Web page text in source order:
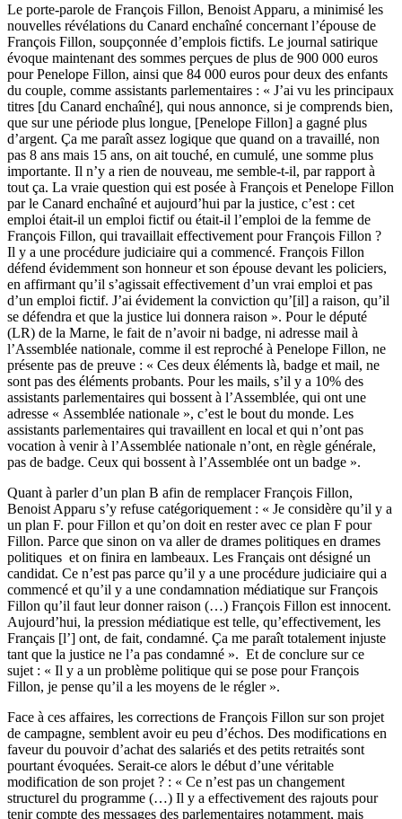
Le porte-parole de François Fillon, Benoist Apparu, a minimisé les
nouvelles révélations du Canard enchaîné concernant l’épouse de
François Fillon, soupçonnée d’emplois fictifs. Le journal satirique
évoque maintenant des sommes perçues de plus de 900 000 euros
pour Penelope Fillon, ainsi que 84 000 euros pour deux des enfants
du couple, comme assistants parlementaires : « J’ai vu les principaux
titres [du Canard enchaîné], qui nous annonce, si je comprends bien,
que sur une période plus longue, [Penelope Fillon] a gagné plus
d’argent. Ça me paraît assez logique que quand on a travaillé, non
pas 8 ans mais 15 ans, on ait touché, en cumulé, une somme plus
importante. Il n’y a rien de nouveau, me semble-t-il, par rapport à
tout ça. La vraie question qui est posée à François et Penelope Fillon
par le Canard enchaîné et aujourd’hui par la justice, c’est : cet
emploi était-il un emploi fictif ou était-il l’emploi de la femme de
François Fillon, qui travaillait effectivement pour François Fillon ?
Il y a une procédure judiciaire qui a commencé. François Fillon
défend évidemment son honneur et son épouse devant les policiers,
en affirmant qu’il s’agissait effectivement d’un vrai emploi et pas
d’un emploi fictif. J’ai évidement la conviction qu’[il] a raison, qu’il
se défendra et que la justice lui donnera raison ». Pour le député
(LR) de la Marne, le fait de n’avoir ni badge, ni adresse mail à
l’Assemblée nationale, comme il est reproché à Penelope Fillon, ne
présente pas de preuve : « Ces deux éléments là, badge et mail, ne
sont pas des éléments probants. Pour les mails, s’il y a 10% des
assistants parlementaires qui bossent à l’Assemblée, qui ont une
adresse « Assemblée nationale », c’est le bout du monde. Les
assistants parlementaires qui travaillent en local et qui n’ont pas
vocation à venir à l’Assemblée nationale n’ont, en règle générale,
pas de badge. Ceux qui bossent à l’Assemblée ont un badge ».
Quant à parler d’un plan B afin de remplacer François Fillon,
Benoist Apparu s’y refuse catégoriquement : « Je considère qu’il y a
un plan F. pour Fillon et qu’on doit en rester avec ce plan F pour
Fillon. Parce que sinon on va aller de drames politiques en drames
politiques et on finira en lambeaux. Les Français ont désigné un
candidat. Ce n’est pas parce qu’il y a une procédure judiciaire qui a
commencé et qu’il y a une condamnation médiatique sur François
Fillon qu’il faut leur donner raison (…) François Fillon est innocent.
Aujourd’hui, la pression médiatique est telle, qu’effectivement, les
Français [l’] ont, de fait, condamné. Ça me paraît totalement injuste
tant que la justice ne l’a pas condamné ». Et de conclure sur ce
sujet : « Il y a un problème politique qui se pose pour François
Fillon, je pense qu’il a les moyens de le régler ».
Face à ces affaires, les corrections de François Fillon sur son projet
de campagne, semblent avoir eu peu d’échos. Des modifications en
faveur du pouvoir d’achat des salariés et des petits retraités sont
pourtant évoquées. Serait-ce alors le début d’une véritable
modification de son projet ? : « Ce n’est pas un changement
structurel du programme (…) Il y a effectivement des rajouts pour
tenir compte des messages des parlementaires notamment, mais